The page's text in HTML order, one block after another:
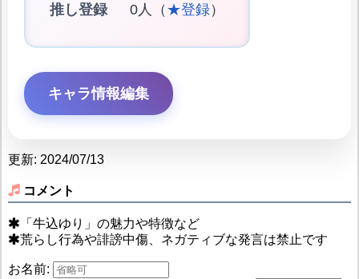
推し登録 0人（ ★登録）
キャラ情報編集
更新: 2024/07/13
コメント
「牛込ゆり」の魅力や特徴など
荒らし行為や誹謗中傷、ネガティブな発言は禁止です
お名前: